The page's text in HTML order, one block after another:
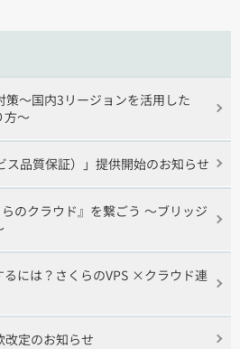
策〜国内3リージョンを活用した
方〜
ス品質保証）」提供開始のお知らせ
らのクラウド』を繋ごう 〜ブリッジ
には？さくらのVPS ×クラウド連
改定のお知らせ